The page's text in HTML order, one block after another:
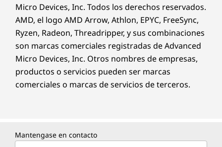
Micro Devices, Inc. Todos los derechos reservados.
AMD, el logo AMD Arrow, Athlon, EPYC, FreeSync,
Ryzen, Radeon, Threadripper, y sus combinaciones
son marcas comerciales registradas de Advanced
Micro Devices, Inc. Otros nombres de empresas,
productos o servicios pueden ser marcas
comerciales o marcas de servicios de terceros.
Mantengase en contacto